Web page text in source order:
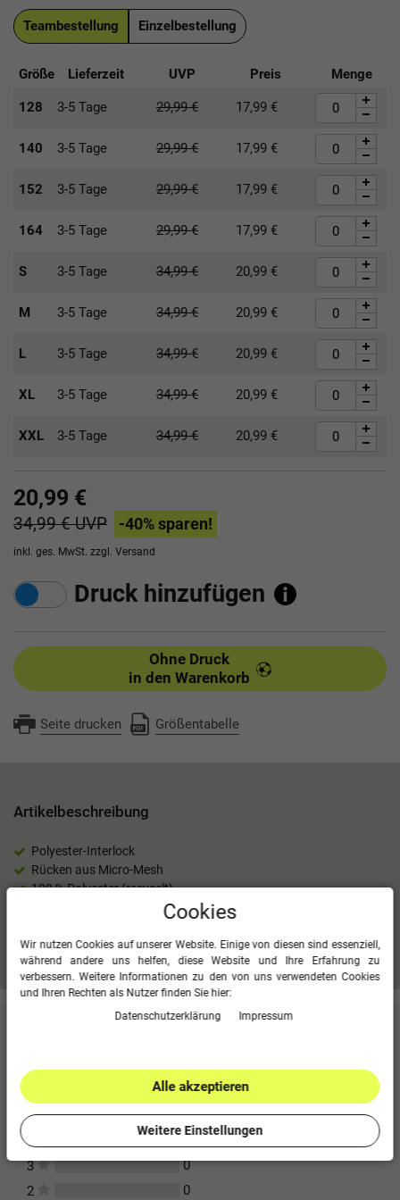
Teambestellung Einzelbestellung
Größe Lieferzeit UVP Preis Menge
128 3-5 Tage 29,99€ 17,99 €
140 3-5 Tage 29,99€ 17,99 €
152 3-5 Tage 29,99€ 17,99 €
164 3-5 Tage 29,99€ 17,99 €
S 3-5 Tage 34,99€ 20,99 €
M 3-5 Tage 34,99€ 20,99 €
L 3-5 Tage 34,99€ 20,99 €
XL 3-5 Tage 34,99€ 20,99 €
XXL 3-5 Tage 34,99€ 20,99 €
20,99 €
34,99 €UVP -40% sparen!
inkl. ges. MwSt. zzgl. Versand
Druck hinzufügen
Ohne Druck
in den Warenkorb
Seite drucken Größentabelle
Artikelbeschreibung
Polyester-Interlock
Rücken aus Micro-Mesh
100 % Polyester (recycelt)
Mehr Informationen zum EU Verantwortlichen »
Für diesen Artikel erfolgte leider noch keine
5
0
4
0
3
0
2
0
Cookies
Wir nutzen Cookies auf unserer Website. Einige von diesen sind essenziell,
während andere uns helfen, diese Website und Ihre Erfahrung zu
verbessern. Weitere Informationen zu den von uns verwendeten Cookies
und Ihren Rechten als Nutzer finden Sie hier:
Daten­schutz­erklärung
Impressum
Alle akzeptieren
Weitere Einstellungen